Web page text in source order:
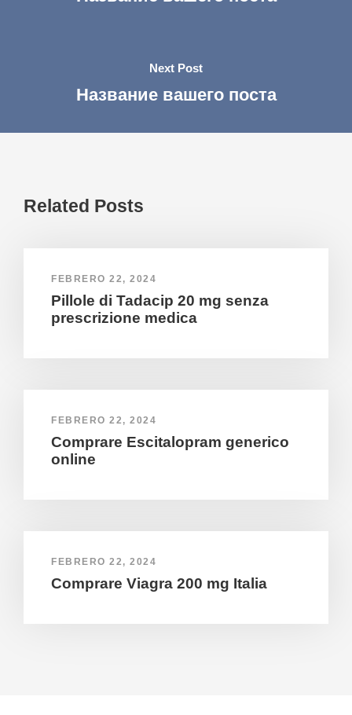
Next Post
Название вашего поста
Related Posts
FEBRERO 22, 2024
Pillole di Tadacip 20 mg senza
prescrizione medica
FEBRERO 22, 2024
Comprare Escitalopram generico
online
FEBRERO 22, 2024
Comprare Viagra 200 mg Italia